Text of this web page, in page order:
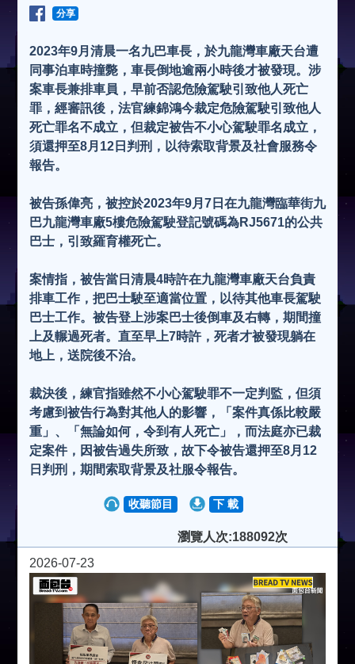
分享
2023年9月清晨一名九巴車長，於九龍灣車廠天台遭
同事泊車時撞斃，車長倒地逾兩小時後才被發現。涉
案車長兼排車員，早前否認危險駕駛引致他人死亡
罪，經審訊後，法官練錦鴻今裁定危險駕駛引致他人
死亡罪名不成立，但裁定被告不小心駕駛罪名成立，
須還押至8月12日判刑，以待索取背景及社會服務令
報告。
被告孫偉亮，被控於2023年9月7日在九龍灣臨華街九
巴九龍灣車廠5樓危險駕駛登記號碼為RJ5671的公共
巴士，引致羅育權死亡。
案情指，被告當日清晨4時許在九龍灣車廠天台負責
排車工作，把巴士駛至適當位置，以待其他車長駕駛
巴士工作。被告登上涉案巴士後倒車及右轉，期間撞
上及輾過死者。直至早上7時許，死者才被發現躺在
地上，送院後不治。
裁決後，練官指雖然不小心駕駛罪不一定判監，但須
考慮到被告行為對其他人的影響，「案件真係比較嚴
重」、「無論如何，令到有人死亡」，而法庭亦已裁
定案件，因被告過失所致，故下令被告還押至8月12
日判刑，期間索取背景及社服令報告。
收聽節目 下 載
瀏覽人次:188092次
2026-07-23